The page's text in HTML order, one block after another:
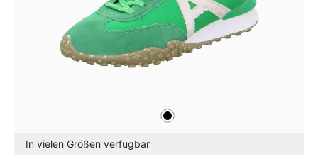
schwarz
In vielen Größen verfügbar